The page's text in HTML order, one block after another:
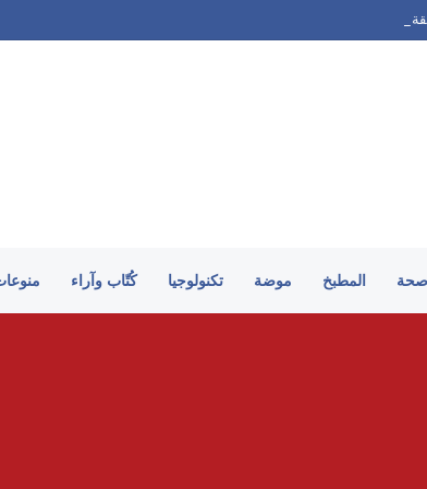
السورية
صحة المطبخ موضة تكنولوجيا كُتّاب وآراء